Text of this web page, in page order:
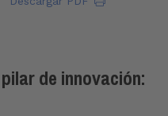
de innovación: